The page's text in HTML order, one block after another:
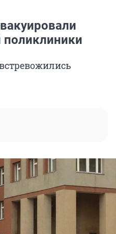
поликлиники